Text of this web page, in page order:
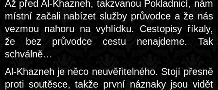
Až před Al-Khazneh, takzvanou Pokladnicí, nám
místní začali nabízet služby průvodce a že nás
vezmou nahoru na vyhlídku. Cestopisy říkaly,
že bez průvodce cestu nenajdeme. Tak
schválně…
Al-Khazneh je něco neuvěřitelného. Stojí přesně
proti soutěsce, takže první náznaky jsou vidět